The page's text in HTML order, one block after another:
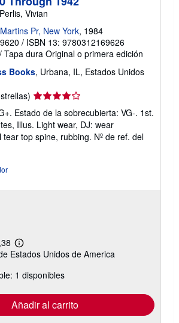
Vivian
Pr, New York, 1984
/ ISBN 13: 9780312169626
/ Tapa dura Original o primera edición
Books, Urbana, IL, Estados Unidos
Calificación
del
vendedor:
4
de
Estado de la sobrecubierta: VG-. 1st.
Illus. Light wear, DJ: wear
tear top spine, rubbing. Nº de ref. del
Más
información
las
tarifas
envío
Estados Unidos de America
1 disponibles
Añadir al carrito